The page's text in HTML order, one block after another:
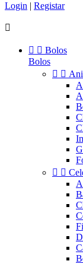
Login | Registar

  Bolos
Bolos
 
 